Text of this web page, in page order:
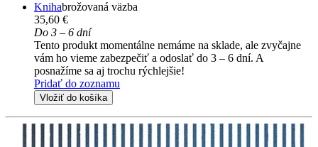
Knihabrožovaná väzba
35,60 €
Do 3 – 6 dní
Tento produkt momentálne nemáme na sklade, ale zvyčajne
vám ho vieme zabezpečiť a odoslať do 3 – 6 dní. A
posnažíme sa aj trochu rýchlejšie!
Pridať do zoznamu
Vložiť do košíka